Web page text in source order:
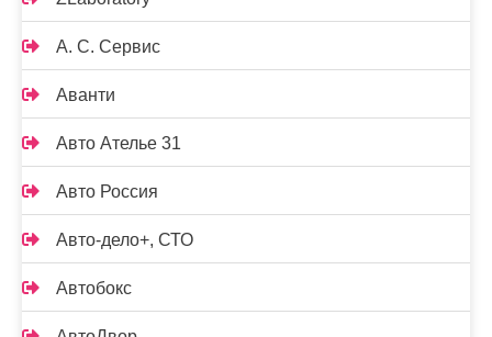
А. С. Сервис
Аванти
Авто Ателье 31
Авто Россия
Авто-дело+, СТО
Автобокс